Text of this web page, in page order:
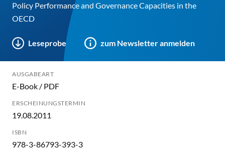
Policy Performance and Governance Capacities in the
OECD
Leseprobe zum Newsletter anmelden
AUSGABEART
E-Book / PDF
ERSCHEINUNGSTERMIN
19.08.2011
ISBN
978-3-86793-393-3